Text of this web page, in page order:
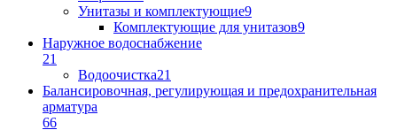
Унитазы и комплектующие9
Комплектующие для унитазов9
Наружное водоснабжение
21
Водоочистка21
Балансировочная, регулирующая и предохранительная
арматура
66